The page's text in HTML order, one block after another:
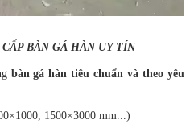
BÀN GÁ HÀN UY TÍN
bàn gá hàn tiêu chuẩn và theo yêu
1500×3000 mm...)